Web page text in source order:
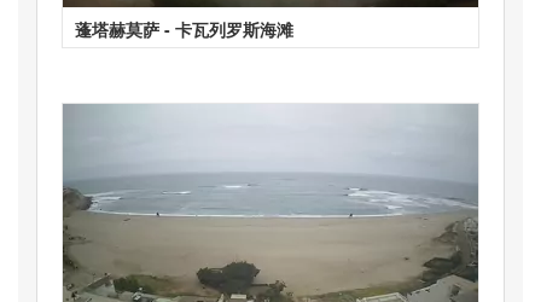
蓬塔赫莫萨 - 卡瓦列罗斯海滩